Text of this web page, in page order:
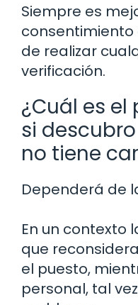
Siempre es
de realizar
verificación.
¿Cuál es
si
no tiene
Dependerá de
En un contexto
que
el puesto,
personal, tal